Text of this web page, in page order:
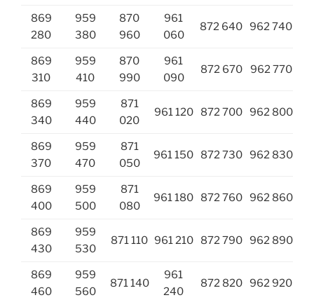
869
280
959
380
870
960
961
060
872 640 962 740
869
310
959
410
870
990
961
090
872 670 962 770
869
340
959
440
871
020
961 120 872 700 962 800
869
370
959
470
871
050
961 150 872 730 962 830
869
400
959
500
871
080
961 180 872 760 962 860
869
430
959
530
871 110 961 210 872 790 962 890
869
460
959
560
871 140
961
240
872 820 962 920